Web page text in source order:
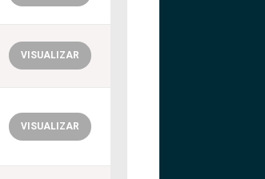
VISUALIZAR
VISUALIZAR